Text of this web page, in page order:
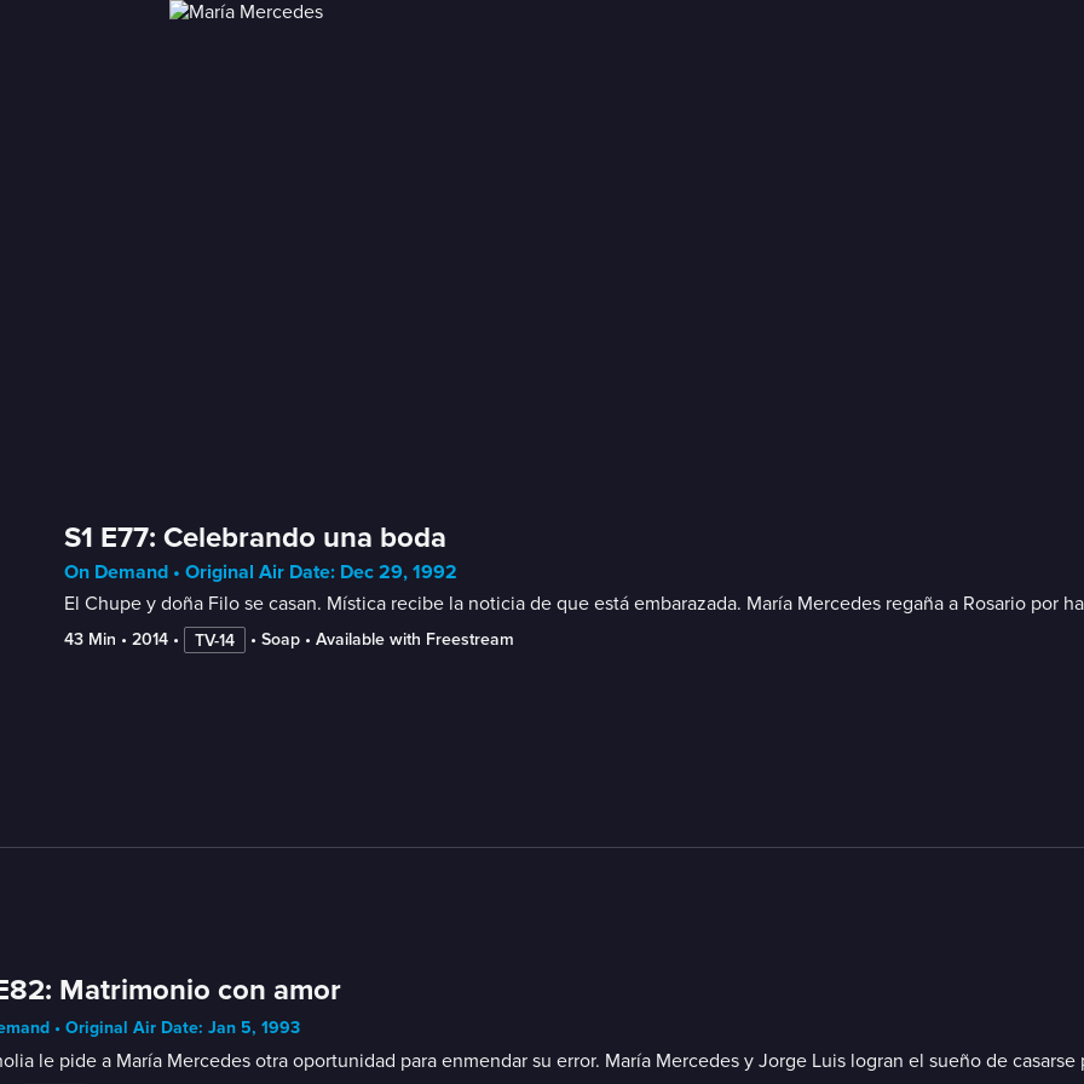
S1 E77: Celebrando una boda
On Demand • Original Air Date: Dec 29, 1992
El Chupe y doña Filo se casan. Mística recibe la noticia de que está embarazada. María Mercedes regaña a Rosario por
43 Min • 2014 • TV-14 • Soap • Available with Freestream
Matrimonio con amor
• Original Air Date: Jan 5, 1993
le pide a María Mercedes otra oportunidad para enmendar su error. María Mercedes y Jorge Luis logran el sueño de